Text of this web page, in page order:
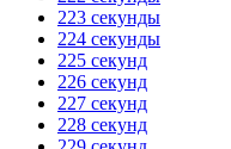
223 секунды
224 секунды
225 секунд
226 секунд
227 секунд
228 секунд